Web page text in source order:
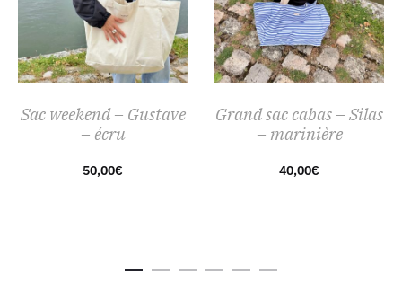
Sac weekend – Gustave
– écru
50,00€
Grand sac cabas – Silas
– marinière
40,00€